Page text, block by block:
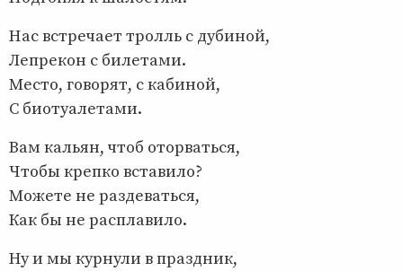
Нас встречает тролль с дубиной,
Лепрекон с билетами.
Место, говорят, с кабиной,
С биотуалетами.
Вам кальян, чтоб оторваться,
Чтобы крепко вставило?
Можете не раздеваться,
Как бы не расплавило.
Ну и мы курнули в праздник,